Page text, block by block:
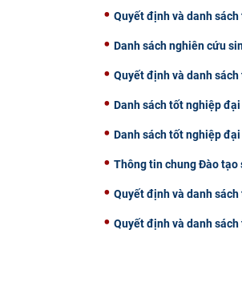
Quyết định và danh
Danh sách nghiên cứu
Quyết định và danh
Danh sách tốt nghiệp
Danh sách tốt nghiệp
Thông tin chung Đào tạo
Quyết định và danh
Quyết định và danh